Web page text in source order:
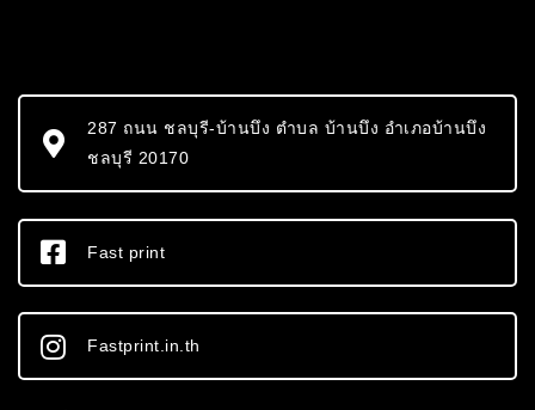
287 ถนน ชลบุรี-บ้านบึง ตำบล บ้านบึง อำเภอบ้านบึง
ชลบุรี 20170
Fast print
Fastprint.in.th